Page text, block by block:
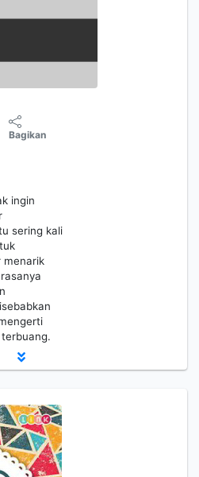
Bagikan
ingin
sering kali
menarik